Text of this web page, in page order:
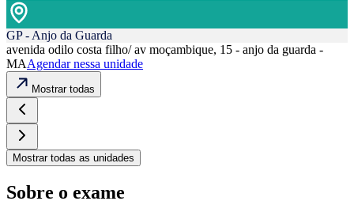
GP - Anjo da Guarda
avenida odilo costa filho/ av moçambique, 15 - anjo da guarda -
MAAgendar nessa unidade
Mostrar todas
Mostrar todas as unidades
Sobre o exame